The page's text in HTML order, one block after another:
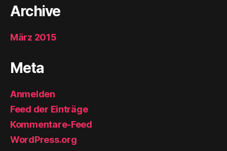
Archive
März 2015
Meta
Anmelden
Feed der Einträge
Kommentare-Feed
WordPress.org